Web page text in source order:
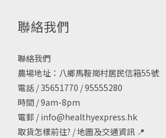
聯絡我們
聯絡我們
農場地址：八鄉馬鞍崗村居民信箱55號
電話 / 35651770 / 95555280
時間 / 9am-8pm
電郵 / info@healthyexpress.hk
取貨怎樣前往? /地圖及交通資訊 📍